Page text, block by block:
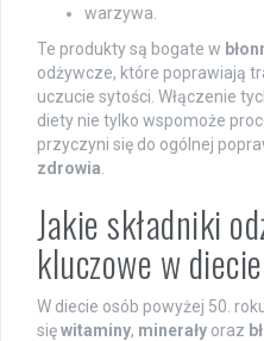
warzywa.
Te produkty są bogate w
odżywcze, które poprawiają
uczucie sytości. Włączenie
diety nie tylko wspomoże
przyczyni się do ogólnej
zdrowia
Jakie składniki
kluczowe w
W diecie osób powyżej 50.
sięwitaminy, minerały oraz